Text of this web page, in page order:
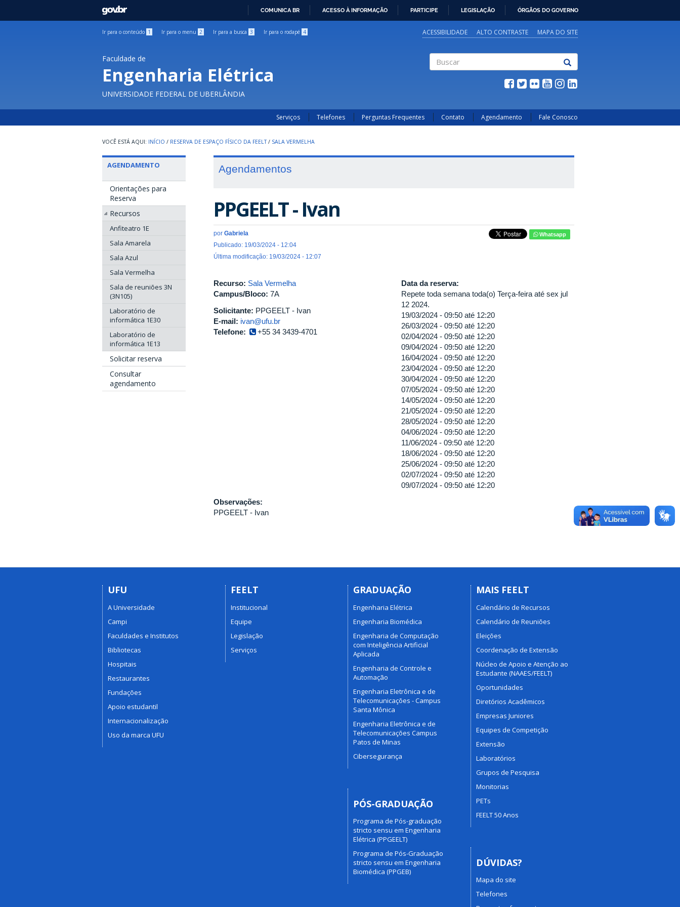
GOVBR
COMUNICA BR ACESSO À INFORMAÇÃO PARTICIPE LEGISLAÇÃO ÓRGÃOS DO GOVERNO
Ir para o conteúdo 1 Ir para o menu 2 Ir para a busca 3 Ir para o rodapé 4 ACESSIBILIDADE ALTO CONTRASTE MAPA DO SITE
Faculdade de
Engenharia Elétrica
UNIVERSIDADE FEDERAL DE UBERLÂNDIA
Serviços Telefones Perguntas Frequentes Contato Agendamento Fale Conosco
INÍCIO / RESERVA DE ESPAÇO FÍSICO DA FEELT / SALA VERMELHA
AGENDAMENTO
Orientações para
Reserva
Recursos
Anfiteatro 1E
Sala Amarela
Sala Azul
Sala Vermelha
Sala de reuniões 3N
(3N105)
Laboratório de
informática 1E30
Laboratório de
informática 1E13
Solicitar reserva
Consultar
agendamento
Agendamentos
PPGEELT - Ivan
por Gabriela
Publicado: 19/03/2024 - 12:04
Última modificação: 19/03/2024 - 12:07
Whatsapp
Recurso: Sala Vermelha
Campus/Bloco: 7A
Solicitante: PPGEELT - Ivan
E-mail: ivan@ufu.br
Telefone:
+55 34 3439-4701
Data da reserva:
Repete toda semana toda(o) Terça-feira até sex jul
12 2024.
19/03/2024 -09:50 até 12:20
26/03/2024 -09:50 até 12:20
02/04/2024 -09:50 até 12:20
09/04/2024 -09:50 até 12:20
16/04/2024 -09:50 até 12:20
23/04/2024 -09:50 até 12:20
30/04/2024 -09:50 até 12:20
07/05/2024 -09:50 até 12:20
14/05/2024 -09:50 até 12:20
21/05/2024 -09:50 até 12:20
28/05/2024 -09:50 até 12:20
04/06/2024 -09:50 até 12:20
11/06/2024 -09:50 até 12:20
18/06/2024 -09:50 até 12:20
25/06/2024 -09:50 até 12:20
02/07/2024 -09:50 até 12:20
09/07/2024 -09:50 até 12:20
Observações:
PPGEELT - Ivan
UFU
A Universidade
Campi
Faculdades e Institutos
Bibliotecas
Hospitais
Restaurantes
Fundações
Apoio estudantil
Internacionalização
Uso da marca UFU
FEELT
Institucional
Equipe
Legislação
Serviços
GRADUAÇÃO
Engenharia Elétrica
Engenharia Biomédica
Engenharia de Computação
com Inteligência Artificial
Aplicada
Engenharia de Controle e
Automação
Engenharia Eletrônica e de
Telecomunicações - Campus
Santa Mônica
Engenharia Eletrônica e de
Telecomunicações Campus
Patos de Minas
Cibersegurança
PÓS-GRADUAÇÃO
Programa de Pós-graduação
stricto sensu em Engenharia
Elétrica (PPGEELT)
Programa de Pós-Graduação
stricto sensu em Engenharia
Biomédica (PPGEB)
MAIS FEELT
Calendário de Recursos
Calendário de Reuniões
Eleições
Coordenação de Extensão
Núcleo de Apoio e Atenção ao
Estudante (NAAES/FEELT)
Oportunidades
Diretórios Acadêmicos
Empresas Juniores
Equipes de Competição
Extensão
Laboratórios
Grupos de Pesquisa
Monitorias
PETs
FEELT 50 Anos
DÚVIDAS?
Mapa do site
Telefones